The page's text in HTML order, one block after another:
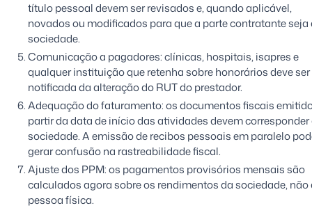
título pessoal devem ser revisados e, quando aplicável,
novados ou modificados para que a parte contratante seja
sociedade.
Comunicação a pagadores: clínicas, hospitais, isapres e
qualquer instituição que retenha sobre honorários deve ser
notificada da alteração do RUT do prestador.
Adequação do faturamento: os documentos fiscais
partir da data de início das atividades devem corresponder
sociedade. A emissão de recibos pessoais em paralelo
gerar confusão na rastreabilidade fiscal.
Ajuste dos PPM: os pagamentos provisórios mensais são
calculados agora sobre os rendimentos da sociedade, não
pessoa física.